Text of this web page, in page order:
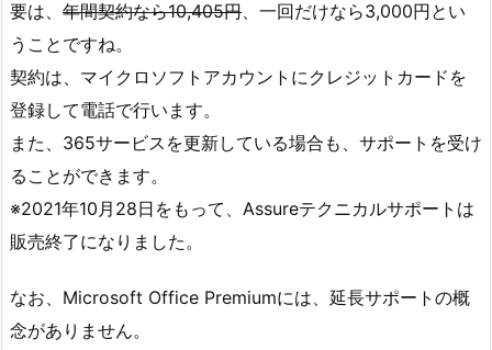
要は、 年間契約なら10,405円、一回だけなら3,000円とい
うことですね。
契約は、マイクロソフトアカウントにクレジットカードを
登録して電話で行います。
また、365サービスを更新している場合も、サポートを受け
ることができます。
※2021年10月28日をもって、Assureテクニカルサポートは
販売終了になりました。
なお、Microsoft Office Premiumには、延長サポートの概
念がありません。